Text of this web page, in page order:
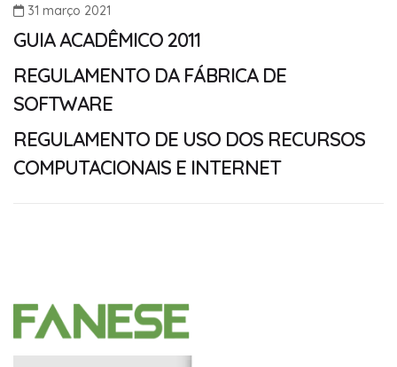
31 março 2021
GUIA ACADÊMICO 2011
REGULAMENTO DA FÁBRICA DE
SOFTWARE
REGULAMENTO DE USO DOS RECURSOS
COMPUTACIONAIS E INTERNET